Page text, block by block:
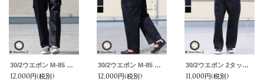
30/2ウエポン M-85 スラックスカーゴ イージーパンツ【MADE IN JAPAN】『日本製』/ Upscape Audience
12,000円(税別)
30/2ウエポン M-85 スラックスカーゴ イージーパンツ【MADE IN JAPAN】『日本製』/ Upscape Audience
12,000円(税別)
30/2ウエポン 2タック ワイドイージーパンツ【MADE IN JAPAN】『日本製』【送料無料】/ Upscape Audience
11,000円(税別)